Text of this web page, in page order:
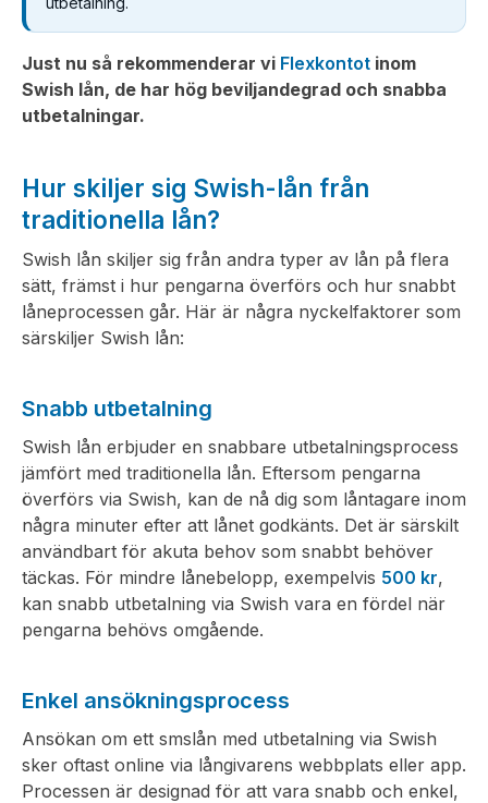
Just nu så rekommenderar vi Flexkontot inom
Swish lån, de har hög beviljandegrad och snabba
utbetalningar.
Hur skiljer sig Swish-lån från
traditionella lån?
Swish lån skiljer sig från andra typer av lån på flera
sätt, främst i hur pengarna överförs och hur snabbt
låneprocessen går. Här är några nyckelfaktorer som
särskiljer Swish lån:
Snabb utbetalning
Swish lån erbjuder en snabbare utbetalningsprocess
jämfört med traditionella lån. Eftersom pengarna
överförs via Swish, kan de nå dig som låntagare inom
några minuter efter att lånet godkänts. Det är särskilt
användbart för akuta behov som snabbt behöver
täckas. För mindre lånebelopp, exempelvis 500 kr,
kan snabb utbetalning via Swish vara en fördel när
pengarna behövs omgående.
Enkel ansökningsprocess
Ansökan om ett smslån med utbetalning via Swish
sker oftast online via långivarens webbplats eller app.
Processen är designad för att vara snabb och enkel,